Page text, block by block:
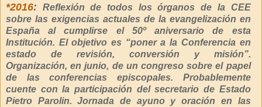
*2016: Reflexión de todos los órganos de la CEE
sobre las exigencias actuales de la evangelización en
España al cumplirse el 50º aniversario de esta
Institución. El objetivo es “poner a la Conferencia en
estado de revisión, conversión y misión”.
Organización, en junio, de un congreso sobre el papel
de las conferencias episcopales. Probablemente
cuente con la participación del secretario de Estado
Pietro Parolin. Jornada de ayuno y oración en las